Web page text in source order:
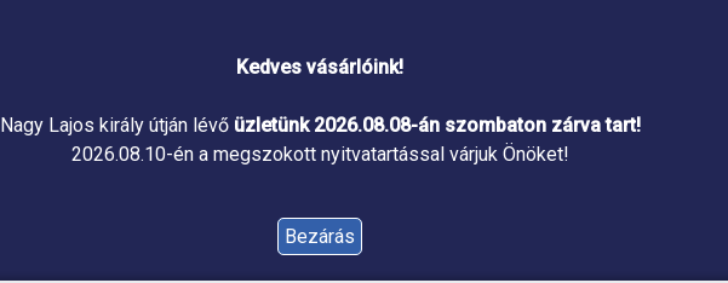
Kedves vásárlóink!
Nagy Lajos király útján lévő üzletünk 2026.08.08-án szombaton zárva tart!
2026.08.10-én a megszokott nyitvatartással várjuk Önöket!
Bezárás